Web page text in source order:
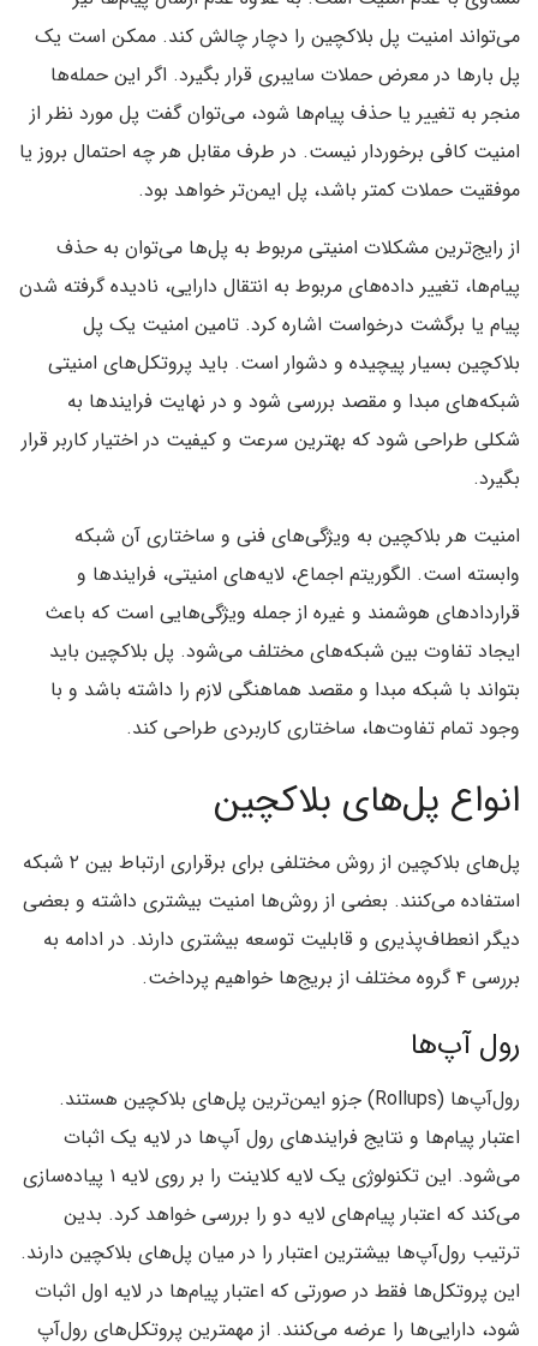
می‌تواند امنیت پل بلاکچین را دچار چالش کند. ممکن است یک
پل بارها در معرض حملات سایبری قرار بگیرد. اگر این حمله‌ها
منجر به تغییر یا حذف پیام‌ها شود، می‌توان گفت پل مورد نظر از
امنیت کافی برخوردار نیست. در طرف مقابل هر چه احتمال بروز یا
موفقیت حملات کمتر باشد، پل ایمن‌تر خواهد بود.
از رایج‌ترین مشکلات امنیتی مربوط به پل‌ها می‌توان به حذف
پیام‌ها، تغییر داده‌های مربوط به انتقال دارایی، نادیده گرفته شدن
پیام یا برگشت درخواست اشاره کرد. تامین امنیت یک پل
بلاکچین بسیار پیچیده و دشوار است. باید پروتکل‌های امنیتی
شبکه‌های مبدا و مقصد بررسی شود و در نهایت فرایندها به
شکلی طراحی شود که بهترین سرعت و کیفیت در اختیار کاربر قرار
بگیرد.
امنیت هر بلاکچین به ویژگی‌های فنی و ساختاری آن شبکه
وابسته است. الگوریتم اجماع، لایه‌های امنیتی، فرایندها و
قراردادهای هوشمند و غیره از جمله ویژگی‌هایی است که باعث
ایجاد تفاوت بین شبکه‌های مختلف می‌شود. پل بلاکچین باید
بتواند با شبکه مبدا و مقصد هماهنگی لازم را داشته باشد و با
وجود تمام تفاوت‌ها، ساختاری کاربردی طراحی کند.
انواع پل‌های بلاکچین
پل‌های بلاکچین از روش‌ مختلفی برای برقراری ارتباط بین ۲ شبکه
استفاده می‌کنند. بعضی از روش‌ها امنیت بیشتری داشته و بعضی
دیگر انعطاف‌پذیری و قابلیت توسعه بیشتری دارند. در ادامه به
بررسی ۴ گروه‌ مختلف از بریج‌ها خواهیم پرداخت.
رول آپ‌ها
رول‌آپ‌ها (Rollups) جزو ایمن‌ترین پل‌های بلاکچین هستند.
اعتبار پیام‌ها و نتایج فرایندهای رول آپ‌ها در لایه یک اثبات
می‌شود. این تکنولوژی یک لایه کلاینت را بر روی لایه ۱ پیاده‌سازی
می‌کند که اعتبار پیام‌های لایه دو را بررسی خواهد کرد. بدین
ترتیب رول‌آپ‌ها بیشترین اعتبار را در میان پل‌های بلاکچین دارند.
این پروتکل‌ها فقط در صورتی که اعتبار پیام‌ها در لایه اول اثبات
شود، دارایی‌ها را عرضه می‌کنند. از مهمترین پروتکل‌های رول‌آپ